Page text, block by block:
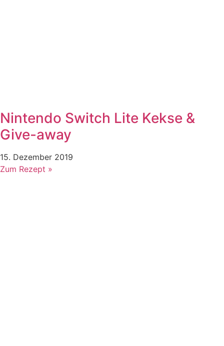
Nintendo Switch Lite Kekse &
Give-away
15. Dezember 2019
Zum Rezept »